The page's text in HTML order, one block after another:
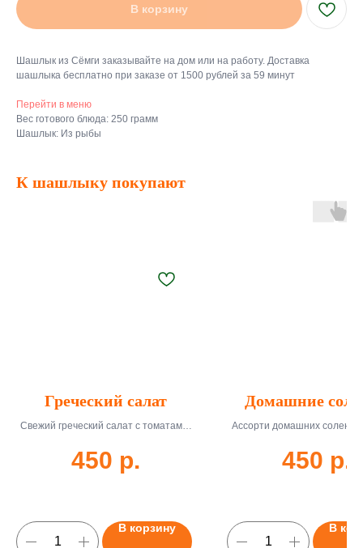
В корзину
Шашлык из Сёмги заказывайте на дом или на работу. Доставка
шашлыка бесплатно при заказе от 1500 рублей за 59 минут
Перейти в меню
Вес готового блюда: 250 грамм
Шашлык: Из рыбы
К шашлыку покупают
Греческий салат
Свежий греческий салат с томатами,
доставка 45-55 мин.
450 р.
В корзину
Домашние
Ассорти домашних
55 мин.
450 р.
В